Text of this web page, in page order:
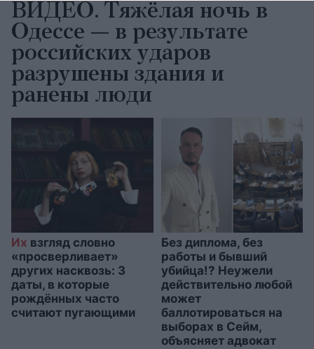
ВИДЕО. Тяжёлая ночь в
Одессе — в результате
российских ударов
разрушены здания и
ранены люди
Их взгляд словно
«просверливает»
других насквозь: 3
даты, в которые
рождённых часто
считают пугающими
Без диплома, без
работы и бывший
убийца!? Неужели
действительно любой
может
баллотироваться на
выборах в Сейм,
объясняет адвокат